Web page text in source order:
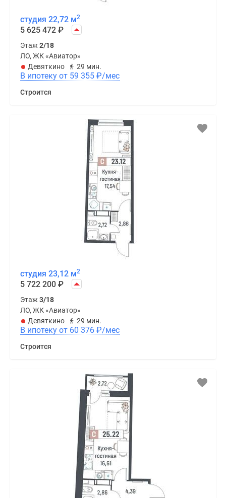
студия 22,72 м2
5 625 472 ₽
Этаж2/18
ЛО, ЖК «Авиатор»
Девяткино
29 мин.
В ипотеку от 59 355 ₽/мес
Строится
студия 23,12 м2
5 722 200 ₽
Этаж3/18
ЛО, ЖК «Авиатор»
Девяткино
29 мин.
В ипотеку от 60 376 ₽/мес
Строится